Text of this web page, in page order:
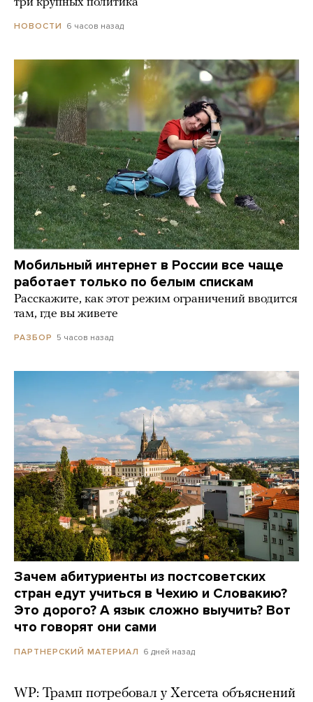
НОВОСТИ 6 часов назад
Мобильный интернет в России все чаще
работает только по белым спискам
Расскажите, как этот режим ограничений вводится
там, где вы живете
РАЗБОР 5 часов назад
Зачем абитуриенты из постсоветских
стран едут учиться в Чехию и Словакию?
Это дорого? А язык сложно выучить? Вот
что говорят они сами
ПАРТНЕРСКИЙ МАТЕРИАЛ 6 дней назад
WP: Трамп потребовал у Хегсета объяснений